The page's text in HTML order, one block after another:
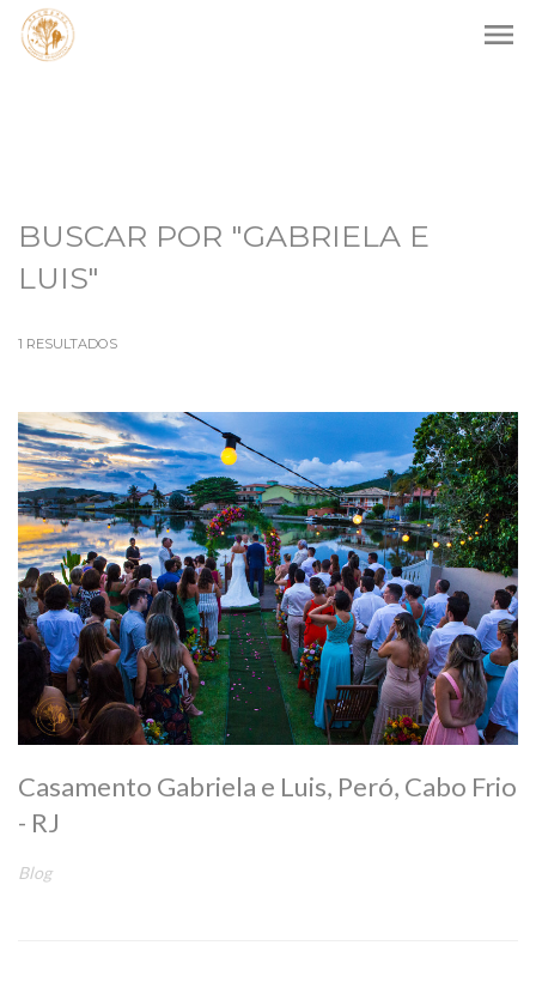
menu
BUSCAR POR "GABRIELA E
LUIS"
1 RESULTADOS
Casamento Gabriela e Luis, Peró, Cabo Frio
- RJ
Blog